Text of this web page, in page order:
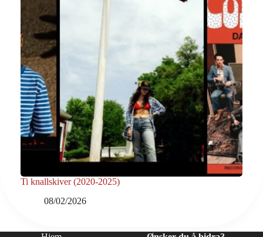
Ti knallskiver (2020-2025)
08/02/2026